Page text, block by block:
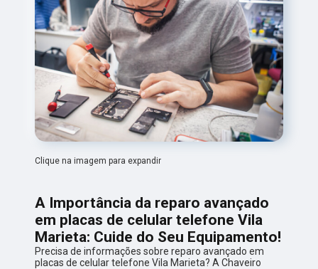
Clique na imagem para expandir
A Importância da reparo avançado
em placas de celular telefone Vila
Marieta: Cuide do Seu Equipamento!
Precisa de informações sobre reparo avançado em
placas de celular telefone Vila Marieta? A Chaveiro